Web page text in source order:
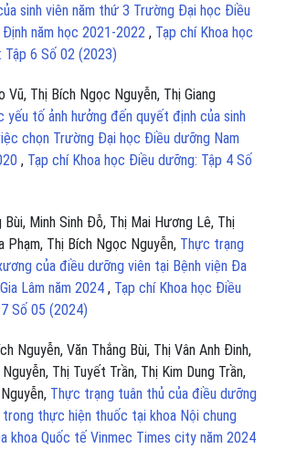
sinh viên năm thứ 3 Trường Đại học Điều
năm học 2021-2022 , Tạp chí Khoa học
Tập 6 Số 02 (2023)
Vũ, Thị Bích Ngọc Nguyễn, Thị Giang
yếu tố ảnh hưởng đến quyết định của sinh
chọn Trường Đại học Điều dưỡng Nam
, Tạp chí Khoa học Điều dưỡng: Tập 4 Số
Bùi, Minh Sinh Đỗ, Thị Mai Hương Lê, Thị
Phạm, Thị Bích Ngọc Nguyễn, Thực trạng
của điều dưỡng viên tại Bệnh viện Đa
Lâm năm 2024 , Tạp chí Khoa học Điều
Số 05 (2024)
Nguyễn, Văn Thắng Bùi, Thị Vân Anh Đinh,
Thị Tuyết Trần, Thị Kim Dung Trần,
Thực trạng tuân thủ của điều dưỡng
trong thực hiện thuốc tại khoa Nội chung
khoa Quốc tế Vinmec Times city năm 2024